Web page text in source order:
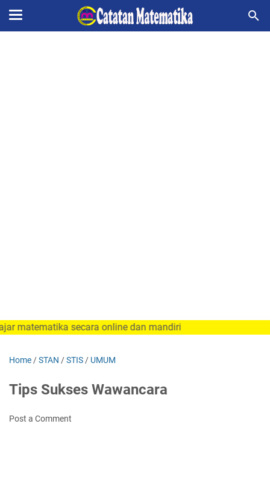
secara online dan mandiri
Home /STAN /STIS / UMUM
Tips Sukses Wawancara
Post a Comment